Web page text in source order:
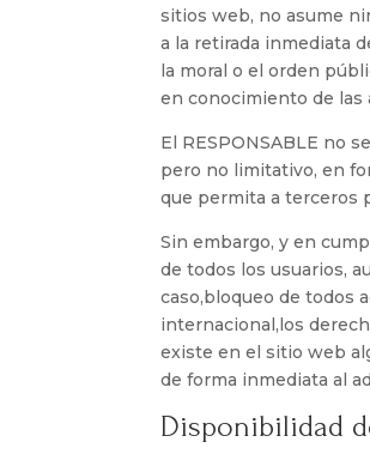
sitios web, no asume
a la retirada inmediata
la moral o el orden
en conocimiento de
El RESPONSABLE no
pero no limitativo, en
que permita a terceros
Sin embargo, y en
de todos los usuarios,
caso,bloqueo de todos
internacional,los
existe en el sitio web
de forma inmediata al
Disponibilidad